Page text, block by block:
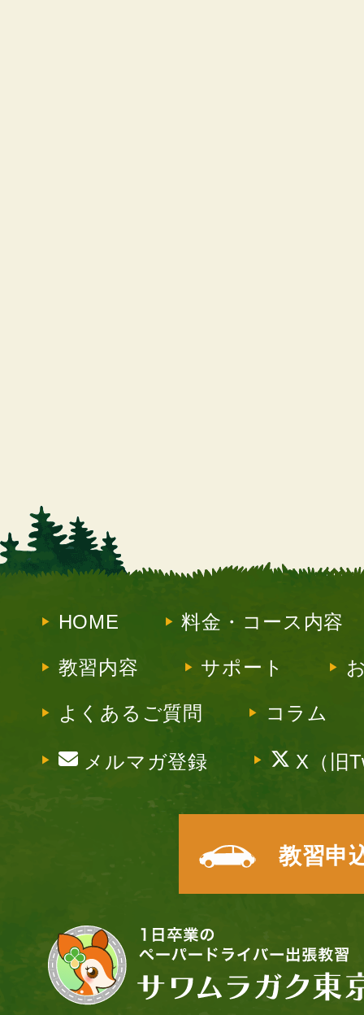
HOME 料金・コース内容
教習内容 サポート
よくあるご質問 コラム
メルマガ登録 X（旧
教習申